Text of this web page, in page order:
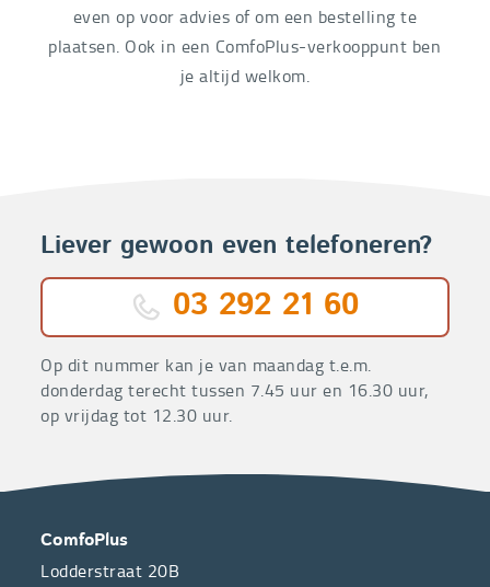
even op voor advies of om een bestelling te
plaatsen. Ook in een ComfoPlus-verkooppunt ben
je altijd welkom.
Liever gewoon even telefoneren?
03 292 21 60
Op dit nummer kan je van maandag t.e.m.
donderdag terecht tussen 7.45 uur en 16.30 uur,
op vrijdag tot 12.30 uur.
OVER
ONS
CONTACT
ComfoPlus
Lodderstraat 20B